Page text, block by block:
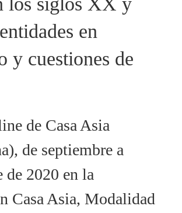
en
y cuestiones de
de Casa Asia
de septiembre a
de 2020 en la
Casa Asia, Modalidad